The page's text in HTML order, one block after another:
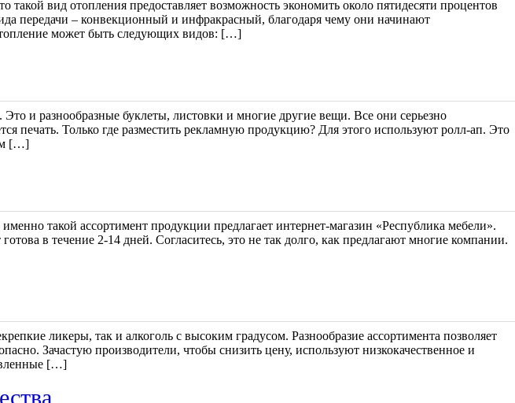
вид отопления предоставляет возможность экономить около пятидесяти процентов
передачи – конвекционный и инфракрасный, благодаря чему они начинают
может быть следующих видов: […]
и разнообразные буклеты, листовки и многие другие вещи. Все они серьезно
печать. Только где разместить рекламную продукцию? Для этого используют ролл-ап. Это
[…]
такой ассортимент продукции предлагает интернет-магазин «Республика мебели».
в течение 2-14 дней. Согласитесь, это не так долго, как предлагают многие компании.
ликеры, так и алкоголь с высоким градусом. Разнообразие ассортимента позволяет
Зачастую производители, чтобы снизить цену, используют низкокачественное и
[…]